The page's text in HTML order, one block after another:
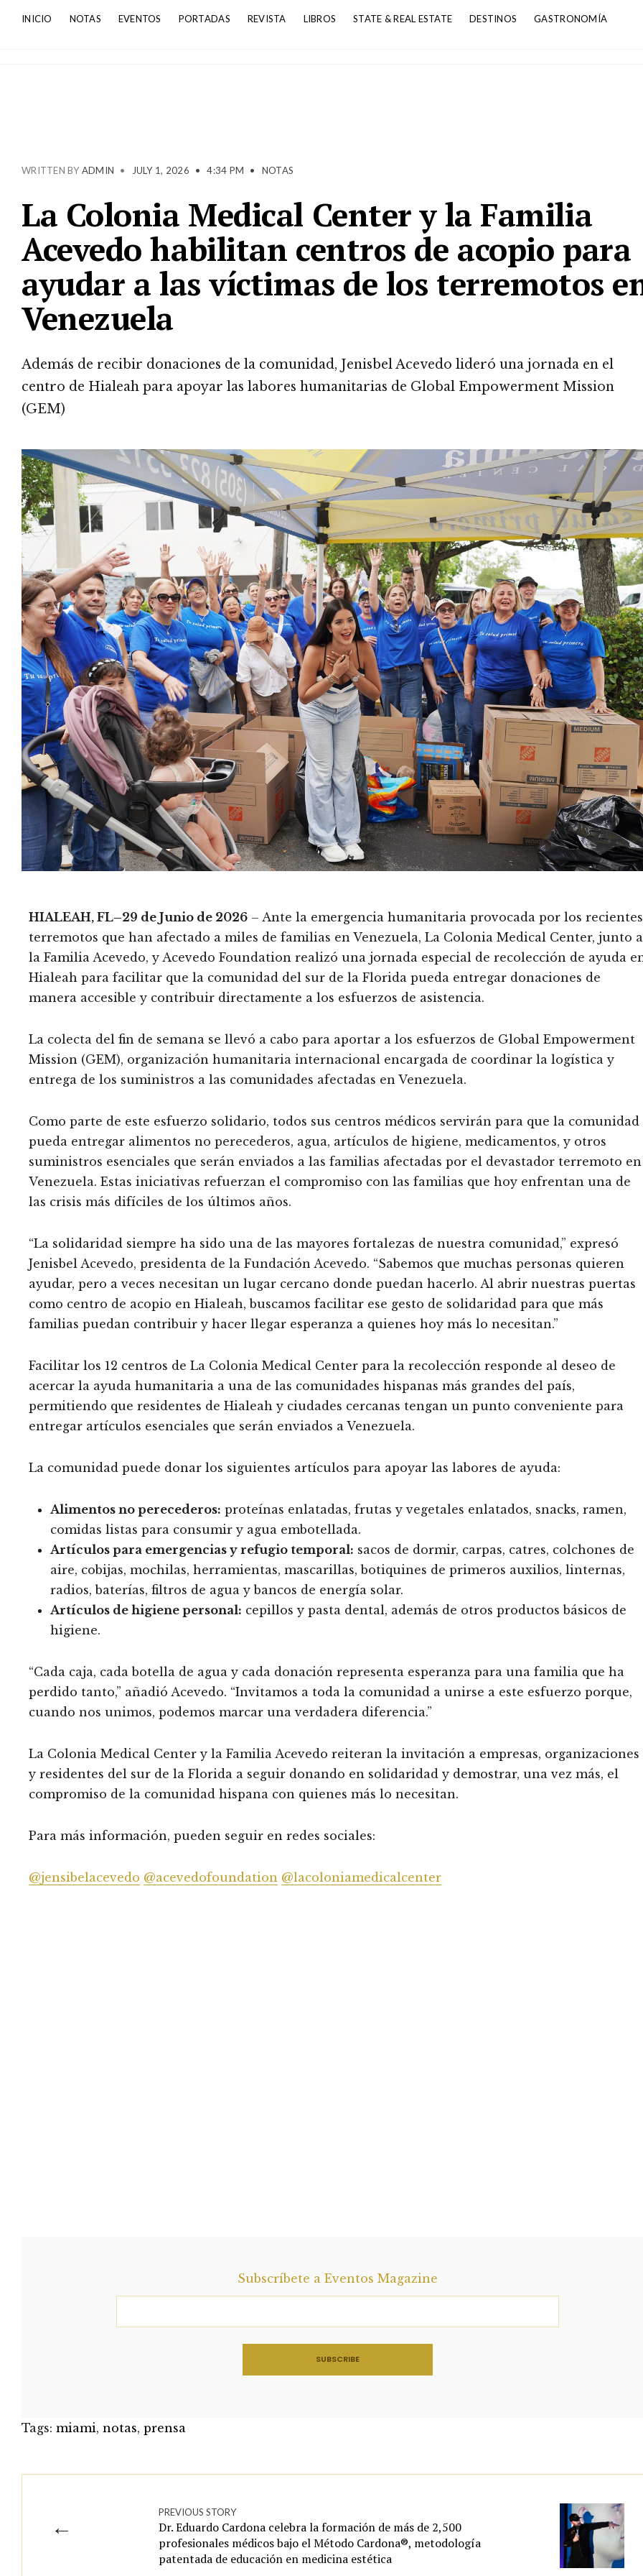
INICIO NOTAS EVENTOS PORTADAS REVISTA LIBROS STATE & REAL ESTATE DESTINOS GASTRONOMÍA
WRITTEN BY ADMIN • JULY 1, 2026 • 4:34 PM • NOTAS
La Colonia Medical Center y la Familia
Acevedo habilitan centros de acopio para
ayudar a las víctimas de los terremotos
Venezuela
Además de recibir donaciones de la comunidad, Jenisbel Acevedo lideró una jornada en el
centro de Hialeah para apoyar las labores humanitarias de Global Empowerment Mission
(GEM)
HIALEAH, FL–29 de Junio de 2026 – Ante la emergencia humanitaria provocada por los recientes
terremotos que han afectado a miles de familias en Venezuela, La Colonia Medical Center, junto a
la Familia Acevedo, y Acevedo Foundation realizó una jornada especial de recolección de ayuda
Hialeah para facilitar que la comunidad del sur de la Florida pueda entregar donaciones de
manera accesible y contribuir directamente a los esfuerzos de asistencia.
La colecta del fin de semana se llevó a cabo para aportar a los esfuerzos de Global Empowerment
Mission (GEM), organización humanitaria internacional encargada de coordinar la logística y
entrega de los suministros a las comunidades afectadas en Venezuela.
Como parte de este esfuerzo solidario, todos sus centros médicos servirán para que la comunidad
pueda entregar alimentos no perecederos, agua, artículos de higiene, medicamentos, y otros
suministros esenciales que serán enviados a las familias afectadas por el devastador terremoto en
Venezuela. Estas iniciativas refuerzan el compromiso con las familias que hoy enfrentan una de
las crisis más difíciles de los últimos años.
“La solidaridad siempre ha sido una de las mayores fortalezas de nuestra comunidad,” expresó
Jenisbel Acevedo, presidenta de la Fundación Acevedo. “Sabemos que muchas personas quieren
ayudar, pero a veces necesitan un lugar cercano donde puedan hacerlo. Al abrir nuestras puertas
como centro de acopio en Hialeah, buscamos facilitar ese gesto de solidaridad para que más
familias puedan contribuir y hacer llegar esperanza a quienes hoy más lo necesitan.”
Facilitar los 12 centros de La Colonia Medical Center para la recolección responde al deseo de
acercar la ayuda humanitaria a una de las comunidades hispanas más grandes del país,
permitiendo que residentes de Hialeah y ciudades cercanas tengan un punto conveniente para
entregar artículos esenciales que serán enviados a Venezuela.
La comunidad puede donar los siguientes artículos para apoyar las labores de ayuda:
Alimentos no perecederos: proteínas enlatadas, frutas y vegetales enlatados, snacks, ramen,
comidas listas para consumir y agua embotellada.
Artículos para emergencias y refugio temporal: sacos de dormir, carpas, catres, colchones de
aire, cobijas, mochilas, herramientas, mascarillas, botiquines de primeros auxilios, linternas,
radios, baterías, filtros de agua y bancos de energía solar.
Artículos de higiene personal: cepillos y pasta dental, además de otros productos básicos de
higiene.
“Cada caja, cada botella de agua y cada donación representa esperanza para una familia que ha
perdido tanto,” añadió Acevedo. “Invitamos a toda la comunidad a unirse a este esfuerzo porque,
cuando nos unimos, podemos marcar una verdadera diferencia.”
La Colonia Medical Center y la Familia Acevedo reiteran la invitación a empresas, organizaciones
y residentes del sur de la Florida a seguir donando en solidaridad y demostrar, una vez más, el
compromiso de la comunidad hispana con quienes más lo necesitan.
Para más información, pueden seguir en redes sociales:
@jensibelacevedo @acevedofoundation @lacoloniamedicalcenter
Subscríbete a Eventos Magazine
Tags: miami, notas, prensa
←
PREVIOUS STORY
Dr. Eduardo Cardona celebra la formación de más de 2,500
profesionales médicos bajo el Método Cardona®, metodología
patentada de educación en medicina estética